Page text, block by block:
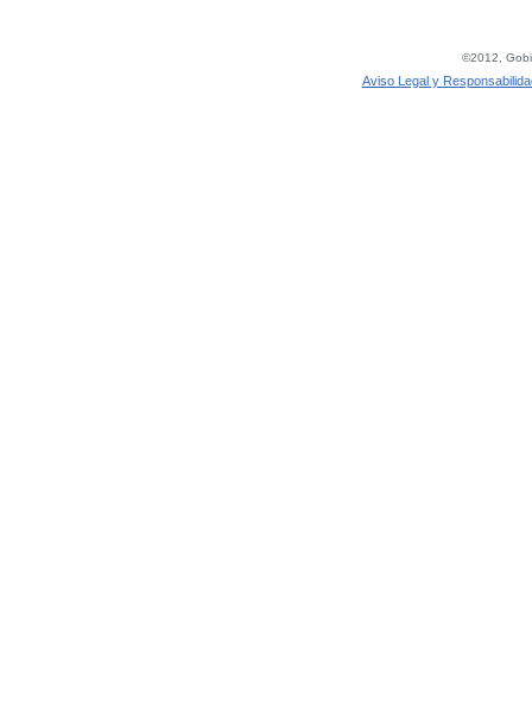
©2012,
Aviso Legal y